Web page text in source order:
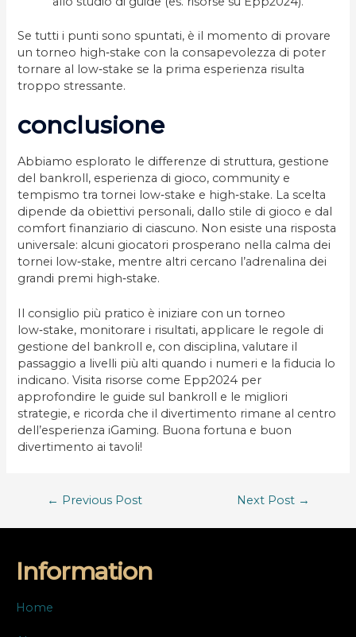
Se tutti i punti sono spuntati, è il momento di provare
un torneo high‑stake con la consapevolezza di poter
tornare al low‑stake se la prima esperienza risulta
troppo stressante.
conclusione
Abbiamo esplorato le differenze di struttura, gestione
del bankroll, esperienza di gioco, community e
tempismo tra tornei low‑stake e high‑stake. La scelta
dipende da obiettivi personali, dallo stile di gioco e dal
comfort finanziario di ciascuno. Non esiste una risposta
universale: alcuni giocatori prosperano nella calma dei
tornei low‑stake, mentre altri cercano l’adrenalina dei
grandi premi high‑stake.
Il consiglio più pratico è iniziare con un torneo
low‑stake, monitorare i risultati, applicare le regole di
gestione del bankroll e, con disciplina, valutare il
passaggio a livelli più alti quando i numeri e la fiducia lo
indicano. Visita risorse come Epp2024 per
approfondire le guide sul bankroll e le migliori
strategie, e ricorda che il divertimento rimane al centro
dell’esperienza iGaming. Buona fortuna e buon
divertimento ai tavoli!
← Previous Post Next Post →
Information
Home